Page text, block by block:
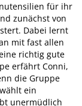
für ihr
zunächst von
Dabei lernt
mit fast allen
richtig gute
erfährt Conni,
die Gruppe
ein
unermüdlich